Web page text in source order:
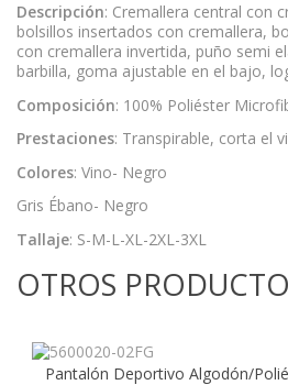
Descripción: Cremallera central con
bolsillos insertados con cremallera,
con cremallera invertida, puño semi
barbilla, goma ajustable en el bajo,
Composición: 100% Poliéster
Prestaciones: Transpirable, corta el
Colores: Vino- Negro
Gris Ébano- Negro
Tallaje: S-M-L-XL-2XL-3XL
OTROS
Pantalón Deportivo Algodón/